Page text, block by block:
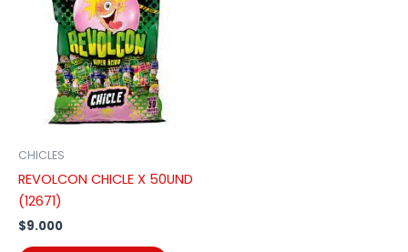
CHICLES
REVOLCON CHICLE X 50UND
(12671)
$9.000